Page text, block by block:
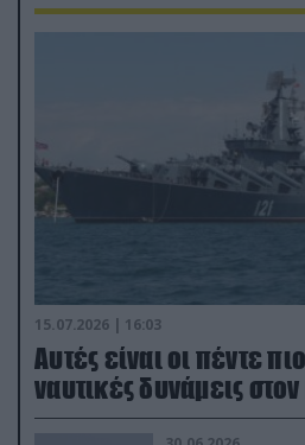
15.07.2026 | 16:03
Aυτές είναι οι πέντε
ναυτικές δυνάμεις